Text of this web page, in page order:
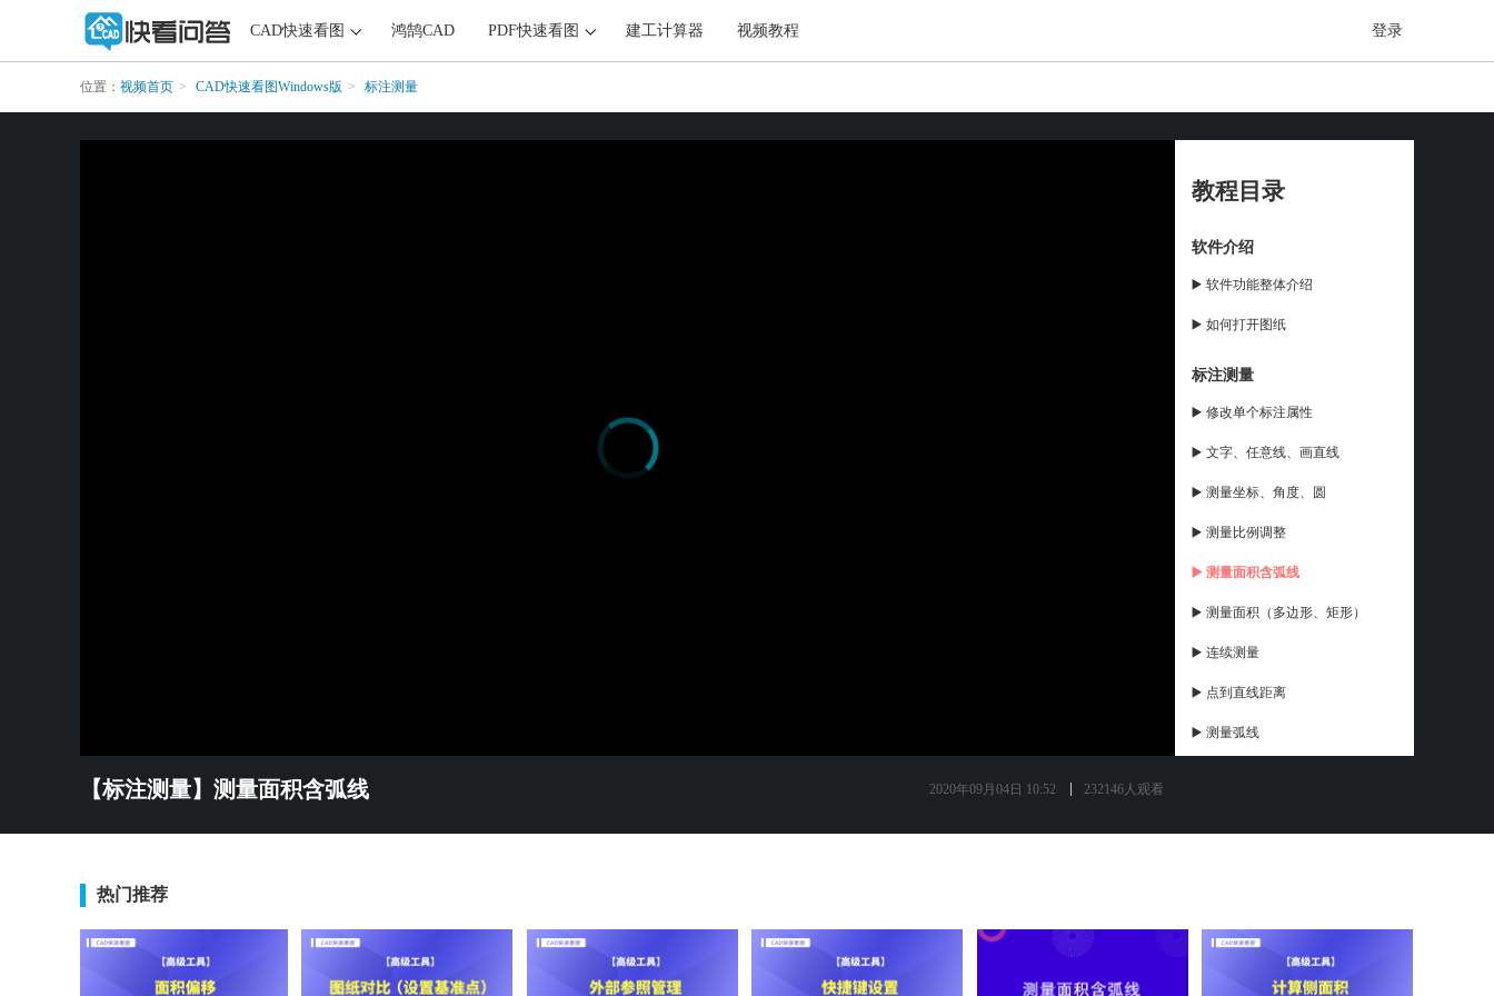
CAD快速看图 鸿鹄CAD PDF快速看图 建工计算器 视频教程 登录
位置： 视频首页 CAD快速看图Windows版 标注测量
【标注测量】测量面积含弧线 2020年09月04日 10:52 232146人观看
教程目录
软件介绍
▶️ 软件功能整体介绍
▶️ 如何打开图纸
标注测量
▶️ 修改单个标注属性
▶️ 文字、任意线、画直线
▶️ 测量坐标、角度、圆
▶️ 测量比例调整
▶️ 测量面积含弧线
▶️ 测量面积（多边形、矩形）
▶️ 连续测量
▶️ 点到直线距离
▶️ 测量弧线
▶️ 矩形、椭圆
▶️ 电脑端添加照片标注
热门推荐